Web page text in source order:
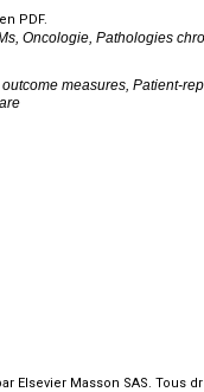
PDF.
Oncologie, Pathologies
measures, Patient-
Elsevier Masson SAS. Tous